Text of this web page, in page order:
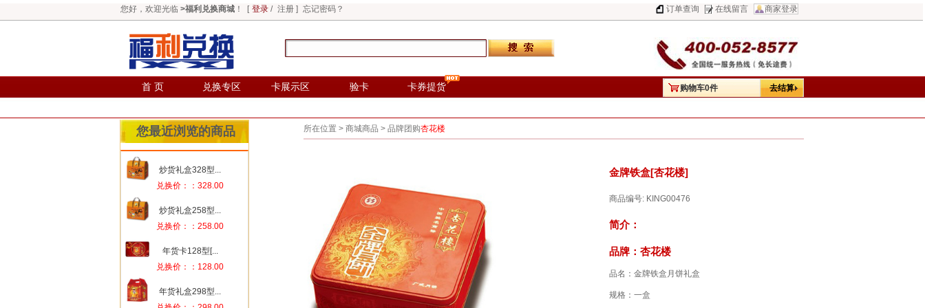
订单查询 在线留言 商家登录
您好，欢迎光临>福利兑换商城 ！ [ 登录 / 注册 ] 忘记密码？
首 页 兑换专区 卡展示区 验卡 卡券提货 购物车0件 去结算
您最近浏览的商品
炒货礼盒328型...
兑换价：：328.00
炒货礼盒258型...
兑换价：：258.00
年货卡128型[...
兑换价：：128.00
年货礼盒298型...
所在位置 > 商城商品 > 品牌团购杏花楼
金牌铁盒[杏花楼]
商品编号: KING00476
简介：
品牌：杏花楼
品名：金牌铁盒月饼礼盒
规格：一盒